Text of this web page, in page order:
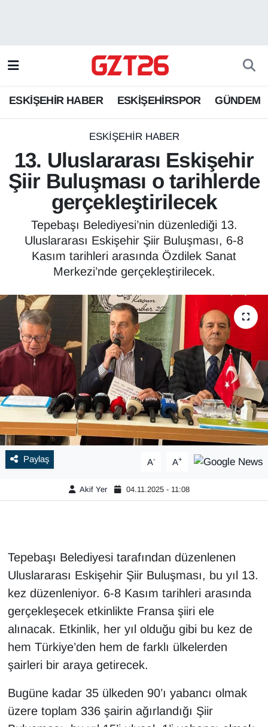
ESKİŞEHİR HABER ESKİŞEHİRSPOR GÜNDEM
ESKİŞEHİR HABER
13. Uluslararası Eskişehir
Şiir Buluşması o tarihlerde
gerçekleştirilecek
Tepebaşı Belediyesi’nin düzenlediği 13.
Uluslararası Eskişehir Şiir Buluşması, 6-8
Kasım tarihleri arasında Özdilek Sanat
Merkezi’nde gerçekleştirilecek.
Paylaş A- A+
Akif Yer 04.11.2025 - 11:08
Tepebaşı Belediyesi tarafından düzenlenen
Uluslararası Eskişehir Şiir Buluşması, bu yıl 13.
kez düzenleniyor. 6-8 Kasım tarihleri arasında
gerçekleşecek etkinlikte Fransa şiiri ele
alınacak. Etkinlik, her yıl olduğu gibi bu kez de
hem Türkiye’den hem de farklı ülkelerden
şairleri bir araya getirecek.
Bugüne kadar 35 ülkeden 90’ı yabancı olmak
üzere toplam 336 şairin ağırlandığı Şiir
ESKİŞEHİRSPOR
GÜNDEM
Odunpazarı Trafik Yoğunluk Haritası
Süper Lig Puan Durumu ve Fikstür
Tüm Manşetler
Son Dakika Haberleri
Haber Arşivi